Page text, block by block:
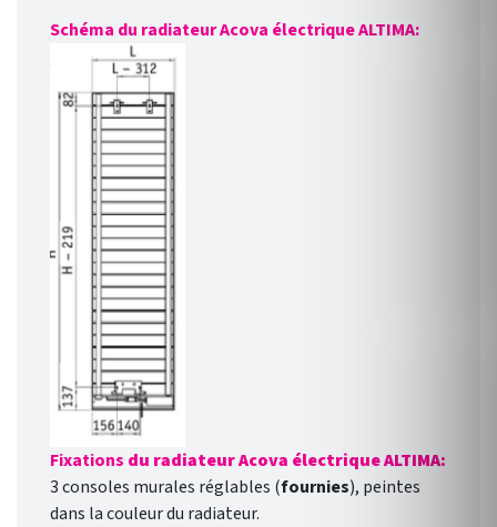
Schéma du radiateur Acova électrique ALTIMA:
Fixations du radiateur Acova électrique ALTIMA:
3 consoles murales réglables (fournies), peintes
dans la couleur du radiateur.